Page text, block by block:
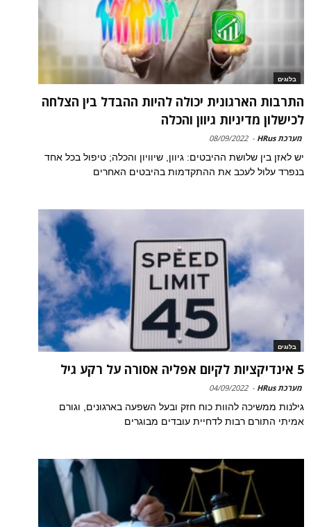
בלוגים
התרבות הארגונית יכולה להיות ההבדל בין הצלחה
לכישלון מדיניות גיוון והכלה
מערכת HRus -
08/09/2022
יש לאזן בין שלושת ההיבטים: גיוון, שיוויון והכלה; טיפול בכל אחד
בנפרד עלול לעכב את ההתקדמות בהיבטים האחרים
בלוגים
5 אינדיקציות לקיום אפליה אסורה על רקע גיל
מערכת HRus -
04/09/2022
גילנות ממשיכה להוות כוח חזק ובעל השפעה בארגונים, וגורם
אמיתי התורם רבות לדחיית עובדים מבוגרים